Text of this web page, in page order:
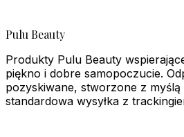
Pulu Beauty
Produkty Pulu Beauty
piękno i dobre samopoczucie.
pozyskiwane, stworzone z
standardowa wysyłka z